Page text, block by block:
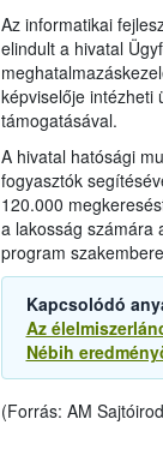
Az informatikai
elindult a hivatal
képviselője intézheti
támogatásával.
A hivatal hatósági
fogyasztók
120.000
a lakosság számára
program
Kapcsolódó
Az
Nébih
(Forrás: AM